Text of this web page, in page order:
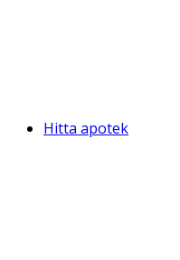
Hitta apotek